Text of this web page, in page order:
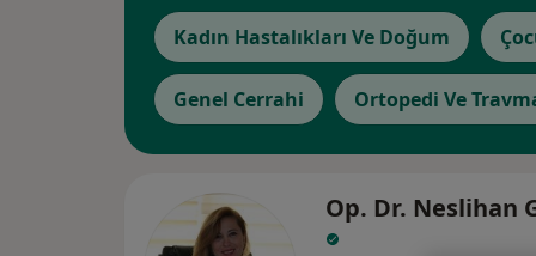
Kadın Hastalıkları Ve Doğum
Genel Cerrahi Ortopedi Ve
Op. Dr. Neslihan